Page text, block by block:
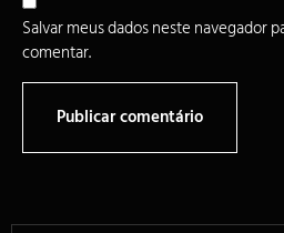
Salvar meus dados neste navegador
comentar.